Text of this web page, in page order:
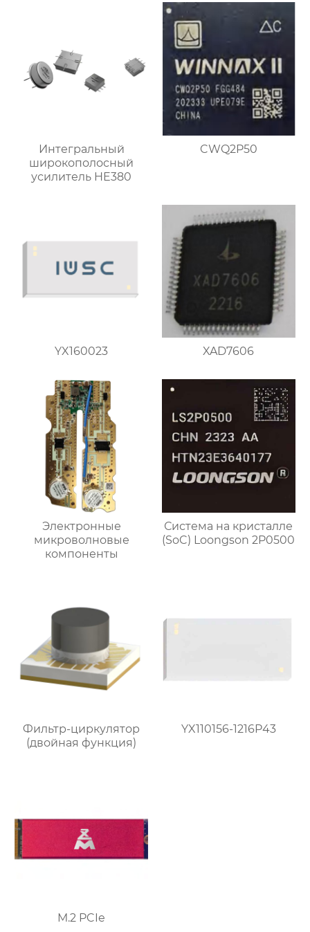
Интегральный
широкополосный
усилитель HE380
CWQ2P50
YX160023 XAD7606
Электронные
микроволновые
компоненты
Система на кристалле
(SoC) Loongson 2P0500
Фильтр-циркулятор
(двойная функция)
YX110156-1216P43
M.2 PCIe